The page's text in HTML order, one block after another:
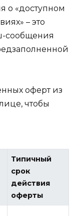
о «доступном
– это
сообщения
оферт из
чтобы
Типичный
срок
действия
оферты